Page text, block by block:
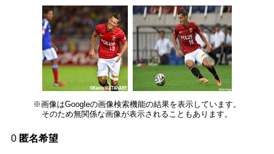
※画像はGoogleの画像検索機能の結果を表示しています。
そのため無関係な画像が表示されることもあります。
0 匿名希望